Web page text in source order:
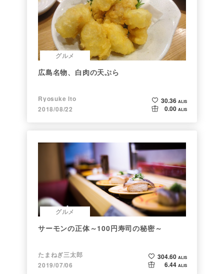
グルメ
広島名物、白肉の天ぷら
Ryosuke Ito
2018/08/22
30.36 ALIS
0.00 ALIS
グルメ
サーモンの正体～100円寿司の秘密～
たまねぎ三太郎
2019/07/06
304.60 ALIS
6.44 ALIS